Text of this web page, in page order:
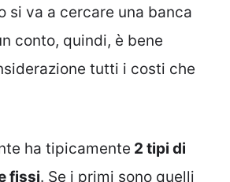
si va a cercare una banca
conto, quindi, è bene
tutti i costi che
ha tipicamente 2 tipi di
fissi. Se i primi sono quelli